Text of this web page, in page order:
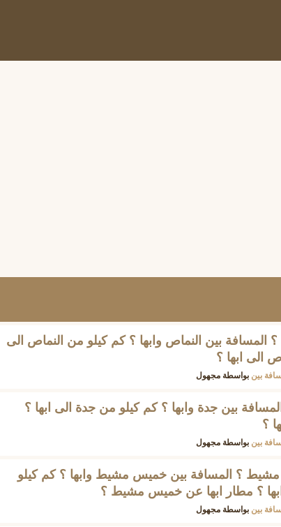
المسافة بين النماص وابها ؟ كم كيلو من النماص الى
الى ابها ؟
بين بواسطة مجهول
بين جدة وابها ؟ كم كيلو من جدة الى ابها ؟
؟
بين بواسطة مجهول
؟ المسافة بين خميس مشيط وابها ؟ كم كيلو
؟ مطار ابها عن خميس مشيط ؟
بين بواسطة مجهول